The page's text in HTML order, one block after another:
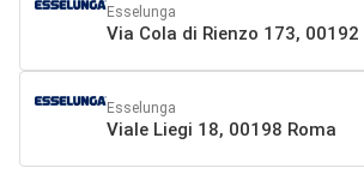
Esselunga
Via Cola di Rienzo 173, 00192
Esselunga
Viale Liegi 18, 00198 Roma